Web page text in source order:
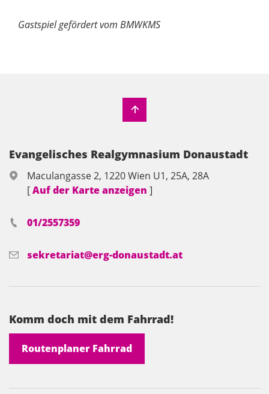
Gastspiel gefördert vom BMWKMS
Evangelisches Realgymnasium Donaustadt
Maculangasse 2, 1220 Wien U1, 25A, 28A
[Auf der Karte anzeigen ]
01/2557359
sekretariat@erg-donaustadt.at
Komm doch mit dem Fahrrad!
Routenplaner Fahrrad